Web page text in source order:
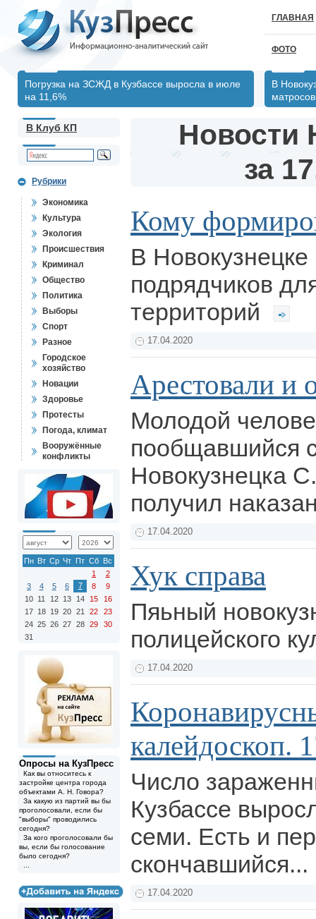
ГЛАВНАЯ
ФОТО
Погрузка на ЗСЖД в Кузбассе выросла в июле
на 11,6%
В
В Клуб КП
Рубрики
Экономика
Культура
Экология
Происшествия
Криминал
Общество
Политика
Выборы
Спорт
Разное
Городское
хозяйство
Новации
Здоровье
Протесты
Погода, климат
Вооружённые
конфликты
Пн Вт Ср Чт Пт Сб Вс
1
2
3
4 5 6 7 8
9
10 11 12 13 14 15
16
17 18 19 20 21 22
23
24 25 26 27 28 29
30
31
Опросы на КузПресс
Как вы относитесь к
застройке центра города
объектами А. Н. Говора?
За какую из партий вы бы
проголосовали, если бы
"выборы" проводились
сегодня?
За кого проголосовали бы
вы, если бы голосование
было сегодня?
Новости
за
Кому
В
подрядчиков
территорий
17.04.2020
Арестовали и
Молодой
пообщавшийся с
Новокузнецка
получил
17.04.2020
Хук справа
Пяьный
полицейского
17.04.2020
калейдоскоп.
Число
Кузбассе
семи. Есть и
скончавшийся...
17.04.2020